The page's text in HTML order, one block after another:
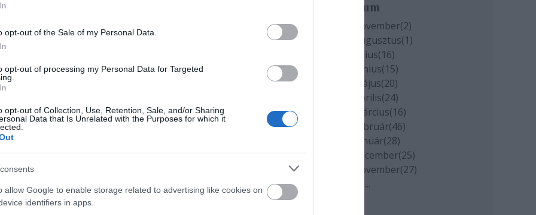
opt-out of the Sale of my Personal Data.
opt-out of processing my Personal Data for Targeted
opt-out of Collection, Use, Retention, Sale, and/or Sharing
Data that Is Unrelated with the Purposes for which it
allow Google to enable storage related to advertising like cookies on
identifiers in apps.
Bánki Gergely látható, a színházigazgatót
többek között Nagy Ervin, Pálos Hanna és Ujlaki
támogató Inkubátor programjának első elkészült
filmfesztiválon lesz szeptember 2-án, a magyar
a miskolci Cinefest versenyprogramjában is
szeptember 21-én.
Archívum
2020 november(2)
2020 augusztus(1)
2020 július(16)
2020 június(15)
2020 május(20)
2020 április(24)
2020 március(16)
2020 február(46)
2020 január(28)
2019 december(25)
2019 november(27)
...